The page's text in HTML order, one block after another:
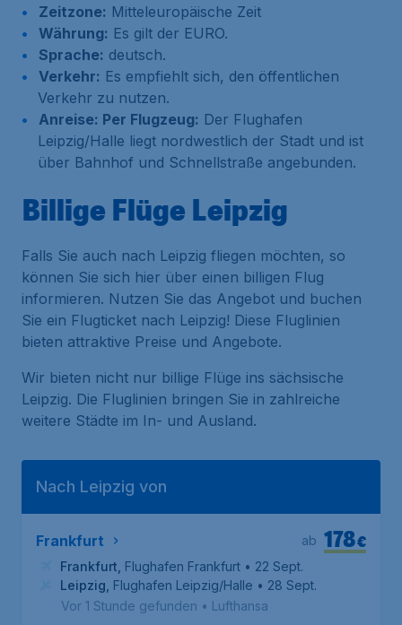
Zeitzone: Mitteleuropäische Zeit
Währung: Es gilt der EURO.
Sprache: deutsch.
Verkehr: Es empfiehlt sich, den öffentlichen
Verkehr zu nutzen.
Anreise: Per Flugzeug: Der Flughafen
Leipzig/Halle liegt nordwestlich der Stadt und ist
über Bahnhof und Schnellstraße angebunden.
Billige Flüge Leipzig
Falls Sie auch nach Leipzig fliegen möchten, so
können Sie sich hier über einen billigen Flug
informieren. Nutzen Sie das Angebot und buchen
Sie ein Flugticket nach Leipzig! Diese Fluglinien
bieten attraktive Preise und Angebote.
Wir bieten nicht nur billige Flüge ins sächsische
Leipzig. Die Fluglinien bringen Sie in zahlreiche
weitere Städte im In- und Ausland.
Nach Leipzig von
Frankfurt €
178
ab
Frankfurt Flughafen Frankfurt • 22 Sept.
Leipzig Flughafen Leipzig/Halle • 28 Sept.
Vor 1 Stunde gefunden • Lufthansa